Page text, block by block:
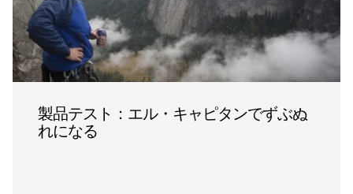
製品テスト：エル・キャピタンでずぶぬ
れになる